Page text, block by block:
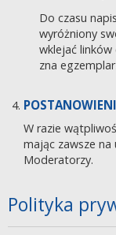
Do czasu
wyróżniony
wklejać
zna
W razie
mając zawsze
Moderatorzy.
Polityka